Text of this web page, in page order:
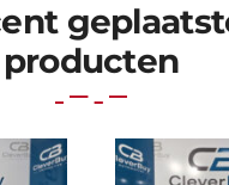
producten